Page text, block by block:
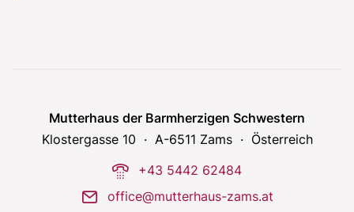
Mutterhaus der Barmherzigen Schwestern
Klostergasse 10
A-6511 Zams Österreich
phone-dial +43 5442 62484
mail office@mutterhaus-zams.at